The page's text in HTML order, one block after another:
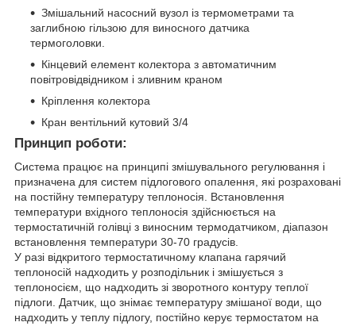
Змішальний насосний вузол із термометрами та
заглибною гільзою для виносного датчика
термоголовки.
Кінцевий елемент колектора з автоматичним
повітровідвідником і зливним краном
Кріплення колектора
Кран вентільний кутовий 3/4
Принцип роботи:
Система працює на принципі змішувального регулювання і
призначена для систем підлогового опалення, які розраховані
на постійну температуру теплоносія. Встановлення
температури вхідного теплоносія здійснюється на
термостатичній голівці з виносним термодатчиком, діапазон
встановлення температури 30-70 градусів.
У разі відкритого термостатичному клапана гарячий
теплоносій надходить у розподільник і змішується з
теплоносієм, що надходить зі зворотного контуру теплої
підлоги. Датчик, що знімає температуру змішаної води, що
надходить у теплу підлогу, постійно керує термостатом на